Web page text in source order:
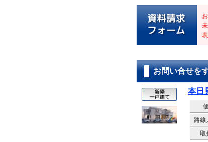
お問い合せを
本日
路線
取